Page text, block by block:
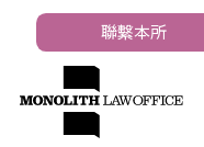
聯繫本所